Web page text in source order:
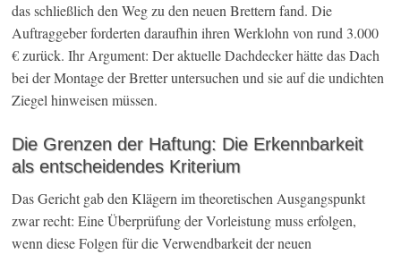
das schließlich den Weg zu den neuen Brettern fand. Die
Auftraggeber forderten daraufhin ihren Werklohn von rund 3.000
€ zurück. Ihr Argument: Der aktuelle Dachdecker hätte das Dach
bei der Montage der Bretter untersuchen und sie auf die undichten
Ziegel hinweisen müssen.
Die Grenzen der Haftung: Die Erkennbarkeit
als entscheidendes Kriterium
Das Gericht gab den Klägern im theoretischen Ausgangspunkt
zwar recht: Eine Überprüfung der Vorleistung muss erfolgen,
wenn diese Folgen für die Verwendbarkeit der neuen